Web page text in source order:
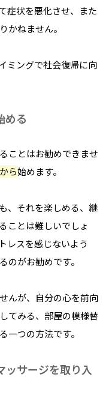
症状を悪化させ、また
かねません。
ミングで社会復帰に向
める
ことはお勧めできませ
ら始めます。
、それを楽しめる、継
ことは難しいでしょ
レスを感じないよう
のがお勧めです。
んが、自分の心を前向
てみる、部屋の模様替
一つの方法です。
ッサージを取り入